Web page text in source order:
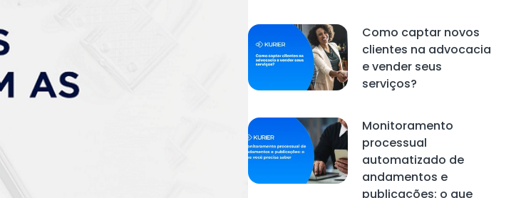
Como captar novos
clientes na advocacia
e vender seus
serviços?
Monitoramento
processual
automatizado de
andamentos e
publicações: o que